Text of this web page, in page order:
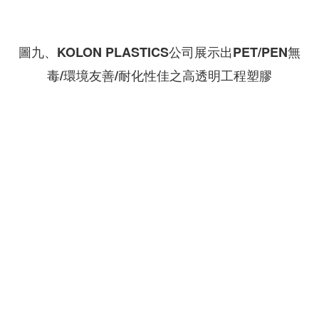
圖九、KOLON PLASTICS公司展示出PET/PEN無
毒/環境友善/耐化性佳之高透明工程塑膠